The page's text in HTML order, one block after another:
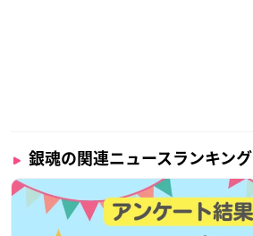
銀魂の関連ニュースランキング